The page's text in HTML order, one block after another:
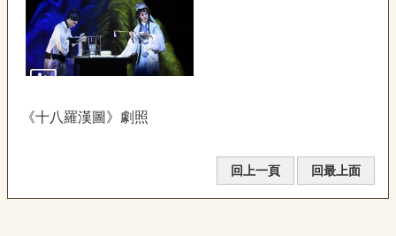
《十八羅漢圖》劇照
回上一頁 回最上面